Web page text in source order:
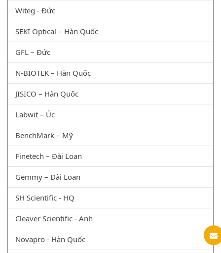
Witeg - Đức
SEKI Optical – Hàn Quốc
GFL – Đức
N-BIOTEK – Hàn Quốc
JISICO – Hàn Quốc
Labwit – Úc
BenchMark – Mỹ
Finetech – Đài Loan
Gemmy – Đài Loan
SH Scientific - HQ
Cleaver Scientific - Anh
Novapro - Hàn Quốc